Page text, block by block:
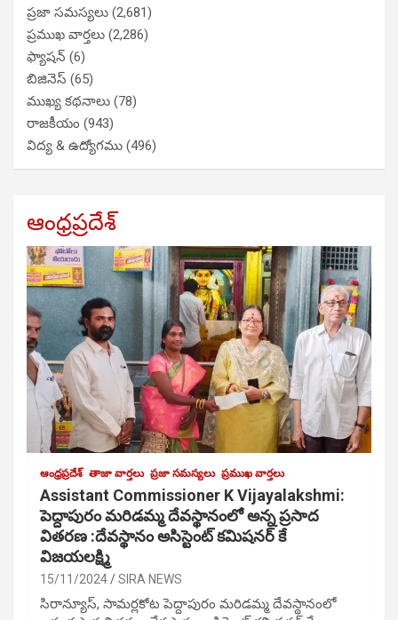
ప్రజా సమస్యలు (2,681)
ప్రముఖ వార్తలు (2,286)
ఫ్యాషన్ (6)
బిజినెస్ (65)
ముఖ్య కథనాలు (78)
రాజకీయం (943)
విద్య & ఉద్యోగము (496)
ఆంధ్రప్రదేశ్
ఆంధ్రప్రదేశ్ తాజా వార్తలు ప్రజా సమస్యలు ప్రముఖ వార్తలు
Assistant Commissioner K Vijayalakshmi:
పెద్దాపురం మరిడమ్మ దేవస్థానంలో అన్న ప్రసాద
వితరణ :దేవస్థానం అసిస్టెంట్ కమిషనర్ కే
విజయలక్ష్మి
15/11/2024 SIRA NEWS
సిరాన్యూస్, సామర్లకోట పెద్దాపురం మరిడమ్మ దేవస్థానంలో